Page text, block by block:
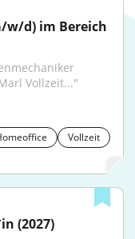
w/d) im Bereich
Vollzeit..."
Vollzeit
(2027)